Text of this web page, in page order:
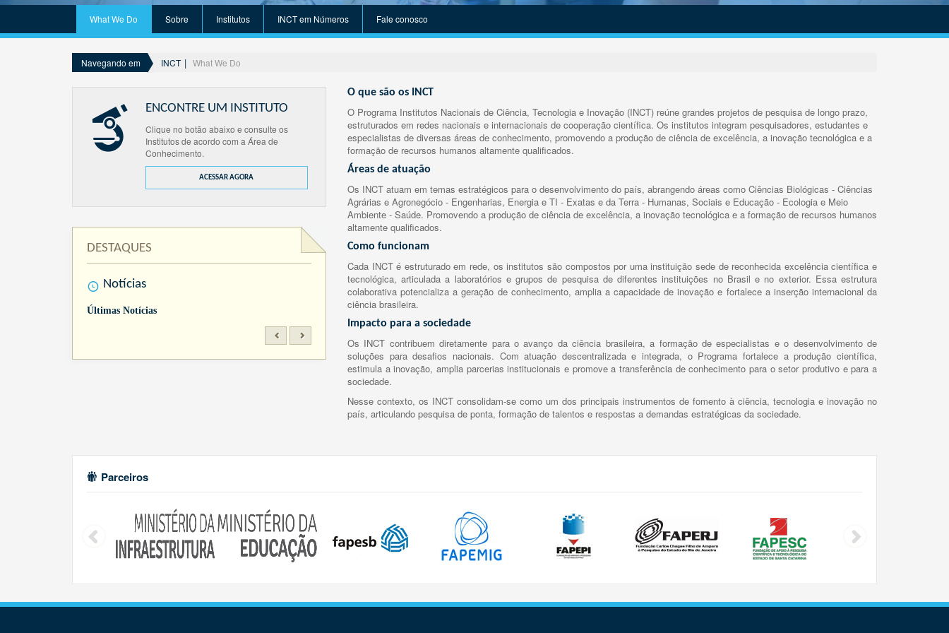
What We Do Sobre Institutos INCT em Números Fale conosco
Navegando em INCT What We Do
ENCONTRE UM INSTITUTO
Clique no botão abaixo e consulte os
Institutos de acordo com a Área de
Conhecimento.
ACESSAR AGORA
DESTAQUES
Notícias
Últimas Notícias
O que são os INCT
O Programa Institutos Nacionais de Ciência, Tecnologia e Inovação (INCT) reúne grandes projetos de pesquisa de longo prazo,
estruturados em redes nacionais e internacionais de cooperação científica. Os institutos integram pesquisadores, estudantes e
especialistas de diversas áreas de conhecimento, promovendo a produção de ciência de excelência, a inovação tecnológica e a
formação de recursos humanos altamente qualificados.
Áreas de atuação
Os INCT atuam em temas estratégicos para o desenvolvimento do país, abrangendo áreas como Ciências Biológicas - Ciências
Agrárias e Agronegócio - Engenharias, Energia e TI - Exatas e da Terra - Humanas, Sociais e Educação - Ecologia e Meio
Ambiente - Saúde. Promovendo a produção de ciência de excelência, a inovação tecnológica e a formação de recursos humanos
altamente qualificados.
Como funcionam
Cada INCT é estruturado em rede, os institutos são compostos por uma instituição sede de reconhecida excelência científica e
tecnológica, articulada a laboratórios e grupos de pesquisa de diferentes instituições no Brasil e no exterior. Essa estrutura
colaborativa potencializa a geração de conhecimento, amplia a capacidade de inovação e fortalece a inserção internacional da
ciência brasileira.
Impacto para a sociedade
Os INCT contribuem diretamente para o avanço da ciência brasileira, a formação de especialistas e o desenvolvimento de
soluções para desafios nacionais. Com atuação descentralizada e integrada, o Programa fortalece a produção científica,
estimula a inovação, amplia parcerias institucionais e promove a transferência de conhecimento para o setor produtivo e para a
sociedade.
Nesse contexto, os INCT consolidam-se como um dos principais instrumentos de fomento à ciência, tecnologia e inovação no
país, articulando pesquisa de ponta, formação de talentos e respostas a demandas estratégicas da sociedade.
Parceiros